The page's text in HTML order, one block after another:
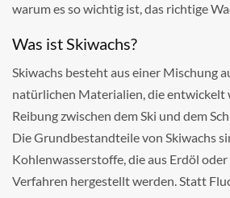
warum es so wichtig ist, das richtige
Was ist Skiwachs?
Skiwachs besteht aus einer Mischung
natürlichen Materialien, die entwickelt
Reibung zwischen dem Ski und dem
Die Grundbestandteile von Skiwachs
Kohlenwasserstoffe, die aus Erdöl
Verfahren hergestellt werden. Statt